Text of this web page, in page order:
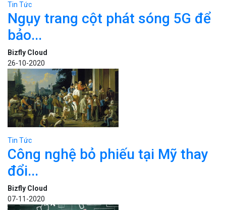
Tin Tức
Ngụy trang cột phát sóng 5G để
bảo...
Bizfly Cloud
26-10-2020
Tin Tức
Công nghệ bỏ phiếu tại Mỹ thay
đổi...
Bizfly Cloud
07-11-2020